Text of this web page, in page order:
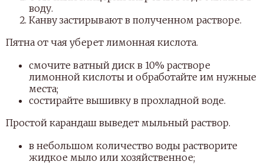
воду.
Канву застирывают в полученном растворе.
Пятна от чая уберет лимонная кислота.
смочите ватный диск в 10% растворе
лимонной кислоты и обработайте им нужные
места;
состирайте вышивку в прохладной воде.
Простой карандаш выведет мыльный раствор.
в небольшом количество воды растворите
жидкое мыло или хозяйственное;